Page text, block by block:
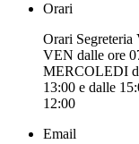
Orari
Orari
VEN dalle ore
MERCOLEDI
13:00 e dalle
12:00
Email